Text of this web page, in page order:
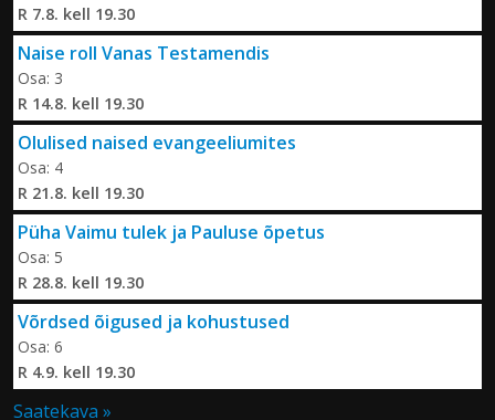
R 7.8. kell 19.30
Naise roll Vanas Testamendis
Osa: 3
R 14.8. kell 19.30
Olulised naised evangeeliumites
Osa: 4
R 21.8. kell 19.30
Püha Vaimu tulek ja Pauluse õpetus
Osa: 5
R 28.8. kell 19.30
Võrdsed õigused ja kohustused
Osa: 6
R 4.9. kell 19.30
Saatekava »